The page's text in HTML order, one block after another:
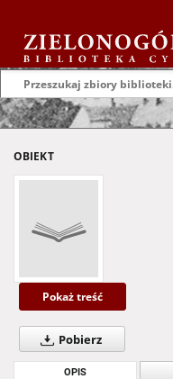
OBIEKT
Pokaż treść
Pobierz
OPIS